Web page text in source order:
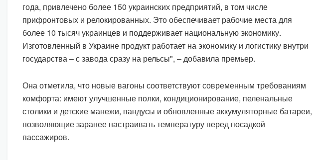
года, привлечено более 150 украинских предприятий, в том числе
прифронтовых и релокированных. Это обеспечивает рабочие места для
более 10 тысяч украинцев и поддерживает национальную экономику.
Изготовленный в Украине продукт работает на экономику и логистику внутри
государства – с завода сразу на рельсы", – добавила премьер.
Она отметила, что новые вагоны соответствуют современным требованиям
комфорта: имеют улучшенные полки, кондиционирование, пеленальные
столики и детские манежи, пандусы и обновленные аккумуляторные батареи,
позволяющие заранее настраивать температуру перед посадкой
пассажиров.